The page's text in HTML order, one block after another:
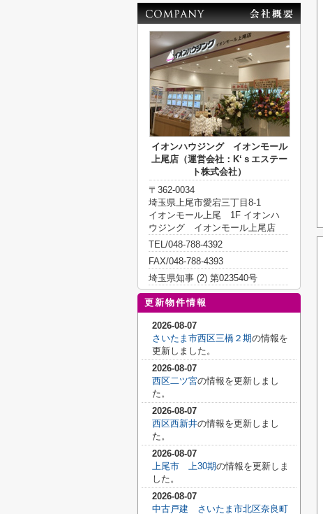
イオンハウジング イオンモール
上尾店（運営会社：K‘ｓエステー
ト株式会社）
〒362-0034
埼玉県上尾市愛宕三丁目8-1
イオンモール上尾 1F イオンハ
ウジング イオンモール上尾店
TEL/048-788-4392
FAX/048-788-4393
埼玉県知事 (2) 第023540号
更新物件情報
2026-08-07
さいたま市西区三橋２期の情報を
更新しました。
2026-08-07
西区二ツ宮の情報を更新しまし
た。
2026-08-07
西区西新井の情報を更新しまし
た。
2026-08-07
上尾市 上30期の情報を更新しま
した。
2026-08-07
中古戸建 さいたま市北区奈良町